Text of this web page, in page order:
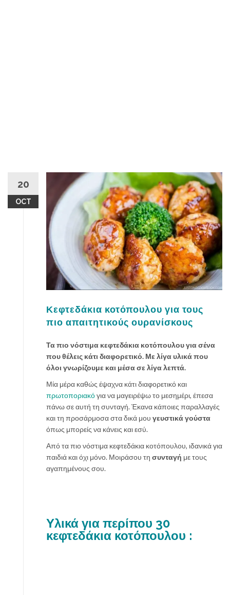
20
OCT
Κεφτεδάκια κοτόπουλου για τους
πιο απαιτητικούς ουρανίσκους
Τα πιο νόστιμα κεφτεδάκια κοτόπουλου για σένα
που θέλεις κάτι διαφορετικό. Με λίγα υλικά που
όλοι γνωρίζουμε και μέσα σε λίγα λεπτά.
Μία μέρα καθώς έψαχνα κάτι διαφορετικό και
πρωτοποριακόγια να μαγειρέψω το μεσημέρι, έπεσα
πάνω σε αυτή τη συνταγή. Έκανα κάποιες παραλλαγές
και τη προσάρμοσα στα δικά μου γευστικά γούστα
όπως μπορείς να κάνεις και εσύ.
Από τα πιο νόστιμα κεφτεδάκια κοτόπουλου, ιδανικά για
παιδιά και όχι μόνο. Μοιράσου τη συνταγή με τους
αγαπημένους σου.
Υλικά για περίπου 30
κεφτεδάκια κοτόπουλου :